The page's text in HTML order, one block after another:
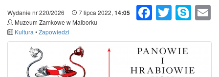
FacebookTwitter Skype
Wydanie nr 220/2026 7 lipca 2022, 14:05
Muzeum Zamkowe w Malborku
Kultura •Zapowiedzi